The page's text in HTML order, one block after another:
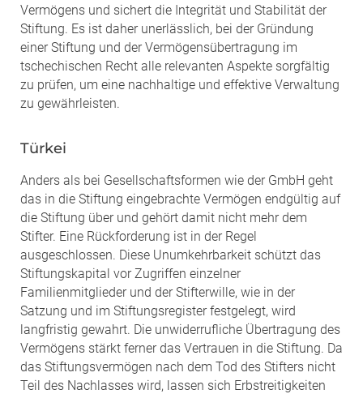
Vermögens und sichert die Integrität und Stabilität der
Stiftung. Es ist daher unerlässlich, bei der Gründung
einer Stiftung und der Vermögensübertragung im
tschechischen Recht alle relevanten Aspekte sorgfältig
zu prüfen, um eine nachhaltige und effektive Verwaltung
zu gewährleisten.
Türkei
Anders als bei Gesellschaftsformen wie der GmbH geht
das in die Stiftung eingebrachte Vermögen endgültig auf
die Stiftung über und gehört damit nicht mehr dem
Stifter. Eine Rückforderung ist in der Regel
ausgeschlossen. Diese Unumkehrbarkeit schützt das
Stiftungskapital vor Zugriffen einzelner
Familienmitglieder und der Stifterwille, wie in der
Satzung und im Stiftungsregister festgelegt, wird
langfristig gewahrt. Die unwiderrufliche Übertragung des
Vermögens stärkt ferner das Vertrauen in die Stiftung. Da
das Stiftungsvermögen nach dem Tod des Stifters nicht
Teil des Nachlasses wird, lassen sich Erbstreitigkeiten